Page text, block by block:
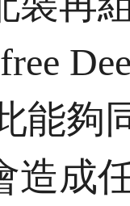
能夠
造成